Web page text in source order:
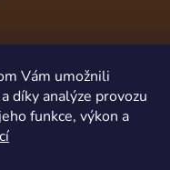
Vám umožnili
díky analýze provozu
funkce, výkon a